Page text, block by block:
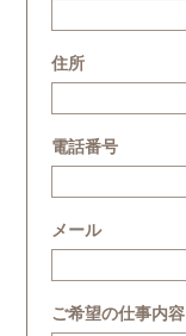
住所
電話番号
メール
ご希望の仕事内容